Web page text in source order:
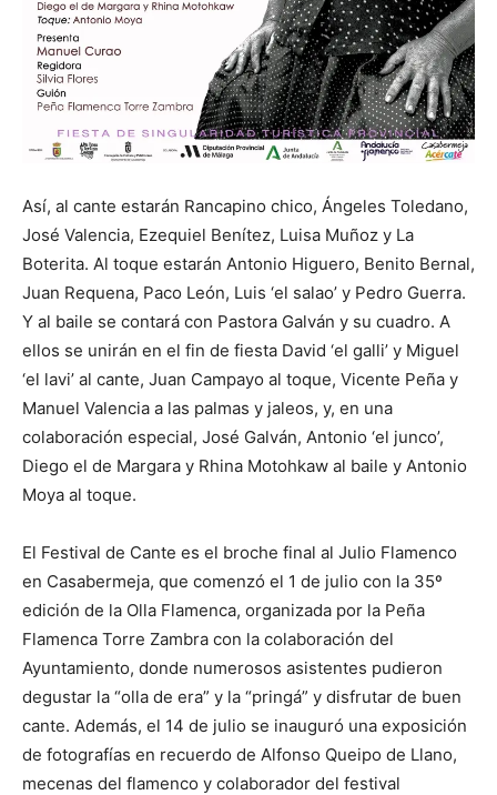
Así, al cante estarán Rancapino chico, Ángeles Toledano,
José Valencia, Ezequiel Benítez, Luisa Muñoz y La
Boterita. Al toque estarán Antonio Higuero, Benito Bernal,
Juan Requena, Paco León, Luis ‘el salao’ y Pedro Guerra.
Y al baile se contará con Pastora Galván y su cuadro. A
ellos se unirán en el fin de fiesta David ‘el galli’ y Miguel
‘el lavi’ al cante, Juan Campayo al toque, Vicente Peña y
Manuel Valencia a las palmas y jaleos, y, en una
colaboración especial, José Galván, Antonio ‘el junco’,
Diego el de Margara y Rhina Motohkaw al baile y Antonio
Moya al toque.
El Festival de Cante es el broche final al Julio Flamenco
en Casabermeja, que comenzó el 1 de julio con la 35º
edición de la Olla Flamenca, organizada por la Peña
Flamenca Torre Zambra con la colaboración del
Ayuntamiento, donde numerosos asistentes pudieron
degustar la “olla de era” y la “pringá” y disfrutar de buen
cante. Además, el 14 de julio se inauguró una exposición
de fotografías en recuerdo de Alfonso Queipo de Llano,
mecenas del flamenco y colaborador del festival